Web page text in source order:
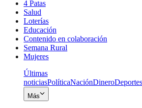
4 Patas
Salud
Loterías
Educación
Contenido en colaboración
Semana Rural
Mujeres
Últimas
noticiasPolíticaNaciónDineroDeportes
Más